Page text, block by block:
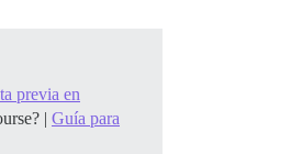
previa en
| Guía para